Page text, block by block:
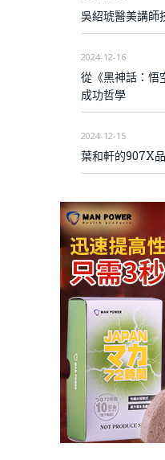
吳紹琥醫美講師
2024-12-16
從《黑神話：悟
成功哲學
2024-12-15
葉和軒的907X